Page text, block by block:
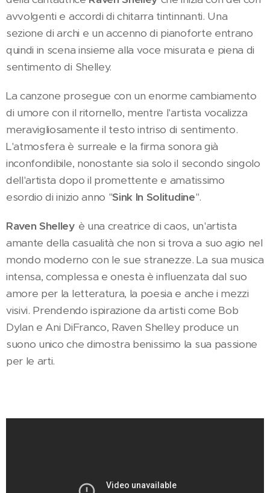
avvolgenti e accordi di chitarra tintinnanti. Una
sezione di archi e un accenno di pianoforte entrano
quindi in scena insieme alla voce misurata e piena di
sentimento di Shelley.
La canzone prosegue con un enorme cambiamento
di umore con il ritornello, mentre l'artista vocalizza
meravigliosamente il testo intriso di sentimento.
L'atmosfera è surreale e la firma sonora già
inconfondibile, nonostante sia solo il secondo singolo
dell'artista dopo il promettente e amatissimo
esordio di inizio anno "Sink In Solitudine".
Raven Shelley è una creatrice di caos, un'artista
amante della casualità che non si trova a suo agio nel
mondo moderno con le sue stranezze. La sua musica
intensa, complessa e onesta è influenzata dal suo
amore per la letteratura, la poesia e anche i mezzi
visivi. Prendendo ispirazione da artisti come Bob
Dylan e Ani DiFranco, Raven Shelley produce un
suono unico che dimostra benissimo la sua passione
per le arti.